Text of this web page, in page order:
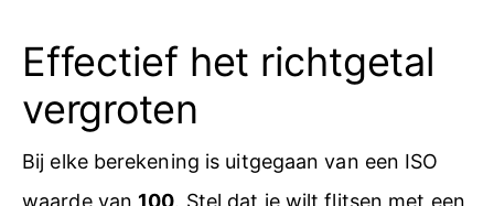
Effectief het richtgetal
vergroten
Bij elke berekening is uitgegaan van een ISO
waarde van 100 . Stel dat je wilt flitsen met een